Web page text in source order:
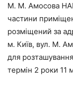
М. М. Амосова
частини
розміщений за
м. Київ, вул. М.
для
термін 2 роки 11